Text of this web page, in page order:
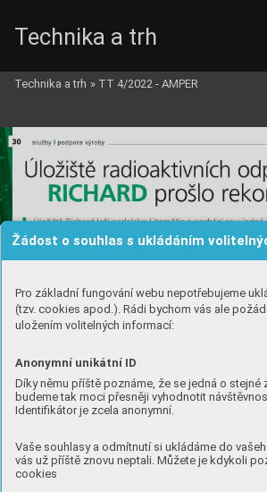
Žádost o souhlas s ukládáním
Pro základní fungování webu nepotřebujeme
(tzv. cookies apod.). Rádi bychom vás ale
uložením volitelných informací:
Anonymní unikátní ID
Díky němu příště poznáme, že se jedná o stejné
budeme tak moci přesněji vyhodnotit
Identifikátor je zcela anonymní.
Vaše souhlasy a odmítnutí si ukládáme do
vás už příště znovu neptali. Můžete je kdykoli
cookies
Technika a trh
Technika a trh » TT 4/2022 - AMPER